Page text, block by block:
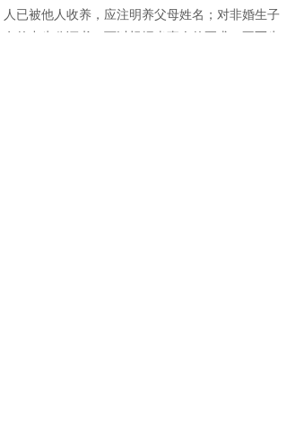
人已被他人收养，应注明养父母姓名；对非婚生子